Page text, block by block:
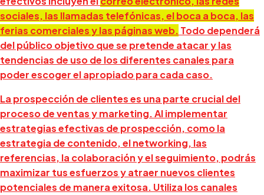
sociales, las llamadas telefónicas, el boca a boca, las
ferias comerciales y las páginas web. Todo dependerá
del público objetivo que se pretende atacar y las
tendencias de uso de los diferentes canales para
poder escoger el apropiado para cada caso.
La prospección de clientes es una parte crucial del
proceso de ventas y marketing. Al implementar
estrategias efectivas de prospección, como la
estrategia de contenido, el networking, las
referencias, la colaboración y el seguimiento, podrás
maximizar tus esfuerzos y atraer nuevos clientes
potenciales de manera exitosa. Utiliza los canales